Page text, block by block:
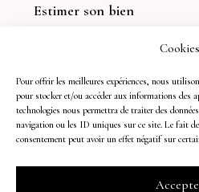
Cookies
Pour offrir les meilleures expériences, nous
pour stocker et/ou accéder aux informations des
technologies nous permettra de traiter des
navigation ou les ID uniques sur ce site. Le fait
consentement peut avoir un effet négatif sur
Estimer son bien
Découvrir l'agence
REJOIGNEZ-NOUS !
Suivez nos dernières